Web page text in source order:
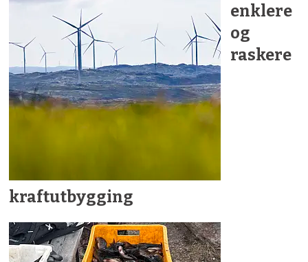
enklere
og
raskere
kraftutbygging